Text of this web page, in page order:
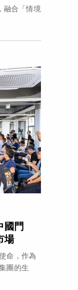
融合「情境
國門
場
命，作為
團的生